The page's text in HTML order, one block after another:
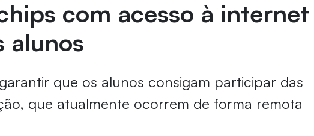
com acesso à internet
alunos
que os alunos consigam participar das
que atualmente ocorrem de forma remota